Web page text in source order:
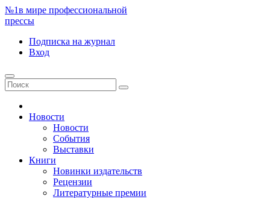
№1в мире профессиональной
прессы
Подписка на журнал
Вход
Новости
Новости
События
Выставки
Книги
Новинки издательств
Рецензии
Литературные премии